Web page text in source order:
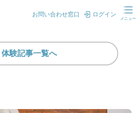
お問い合わせ窓口 ログイン
メニュー
体験記事一覧へ